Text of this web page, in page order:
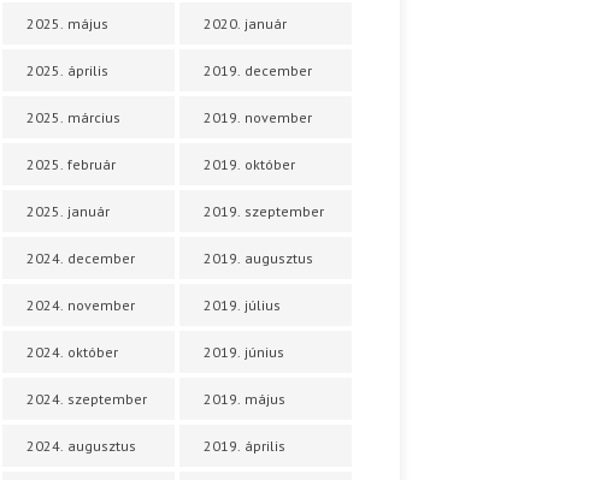
2025. május
2025. április
2025. március
2025. február
2025. január
2024. december
2024. november
2024. október
2024. szeptember
2024. augusztus
2020. január
2019. december
2019. november
2019. október
2019. szeptember
2019. augusztus
2019. július
2019. június
2019. május
2019. április